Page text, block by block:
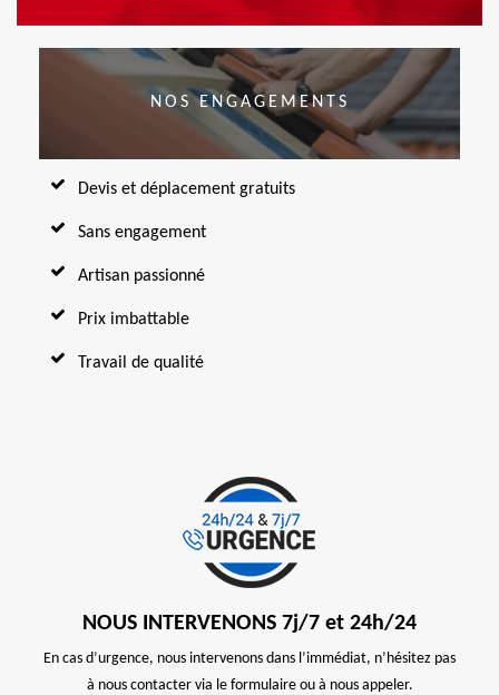
NOS ENGAGEMENTS
Devis et déplacement gratuits
Sans engagement
Artisan passionné
Prix imbattable
Travail de qualité
NOUS INTERVENONS 7j/7 et 24h/24
En cas d’urgence, nous intervenons dans l’immédiat, n’hésitez pas
à nous contacter via le formulaire ou à nous appeler.